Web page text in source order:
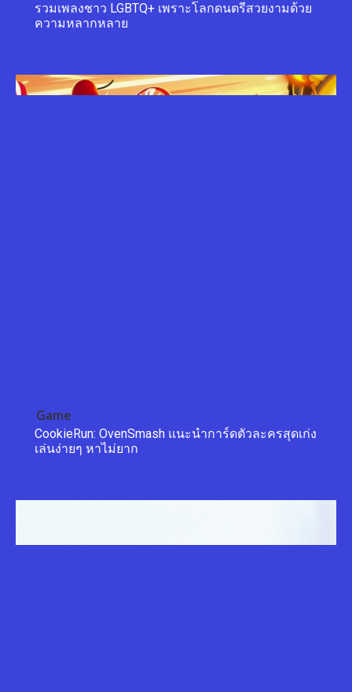
รวมเพลงชาว LGBTQ+ เพราะโลกดนตรีสวยงามด้วย
ความหลากหลาย
Game
CookieRun: OvenSmash แนะนำการ์ดตัวละครสุดเก่ง
เล่นง่ายๆ หาไม่ยาก